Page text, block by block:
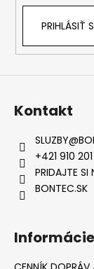
PRIHLÁSIŤ
Kontakt
SLUZBY@
+421 910
PRIDAJTE SI
BONTEC.SK